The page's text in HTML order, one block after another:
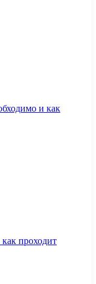
и как
проходит